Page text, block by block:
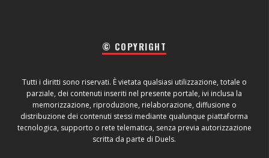
© COPYRIGHT
Tutti i diritti sono riservati. È vietata qualsiasi utilizzazione, totale o
parziale, dei contenuti inseriti nel presente portale, ivi inclusa la
memorizzazione, riproduzione, rielaborazione, diffusione o
distribuzione dei contenuti stessi mediante qualunque piattaforma
tecnologica, supporto o rete telematica, senza previa autorizzazione
scritta da parte di Duels.